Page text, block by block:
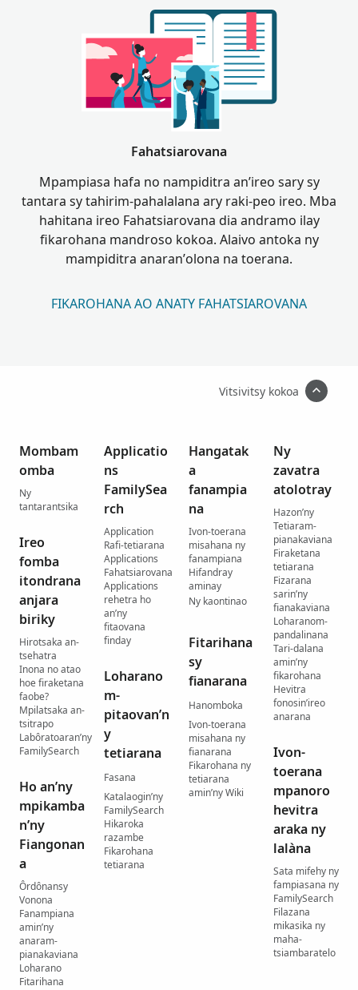
Fahatsiarovana
Mpampiasa hafa no nampiditra an’ireo sary sy
tantara sy tahirim-pahalalana ary raki-peo ireo. Mba
hahitana ireo Fahatsiarovana dia andramo ilay
fikarohana mandroso kokoa. Alaivo antoka ny
mampiditra anaran’olona na toerana.
FIKAROHANA AO ANATY FAHATSIAROVANA
Vitsivitsy kokoa
Mombam
omba
Ny
tantarantsika
Ireo
fomba
itondrana
anjara
biriky
Hirotsaka an-
tsehatra
Inona no atao
hoe firaketana
faobe?
Mpilatsaka an-
tsitrapo
Labôratoaran’ny
FamilySearch
Ho an’ny
mpikamba
n’ny
Fiangonan
a
Ôrdônansy
Vonona
Fanampiana
amin’ny
anaram-
pianakaviana
Loharano
Fitarihana
Applicatio
ns
FamilySea
rch
Application
Rafi-tetiarana
Applications
Fahatsiarovana
Applications
rehetra ho
an’ny
fitaovana
finday
Loharano
m-
pitaovan’n
y
tetiarana
Fasana
Katalaogin’ny
FamilySearch
Hikaroka
razambe
Fikarohana
tetiarana
Hangatak
a
fanampia
na
Ivon-toerana
misahana ny
fanampiana
Hifandray
aminay
Ny kaontinao
Fitarihana
sy
fianarana
Hanomboka
Ivon-toerana
misahana ny
fianarana
Fikarohana ny
tetiarana
amin’ny Wiki
Ny
zavatra
atolotray
Hazon’ny
Tetiaram-
pianakaviana
Firaketana
tetiarana
Fizarana
sarin’ny
fianakaviana
Loharanom-
pandalinana
Tari-dalana
amin’ny
fikarohana
Hevitra
fonosin’ireo
anarana
Ivon-
toerana
mpanoro
hevitra
araka ny
lalàna
Sata mifehy ny
fampiasana ny
FamilySearch
Filazana
mikasika ny
maha-
tsiambaratelo